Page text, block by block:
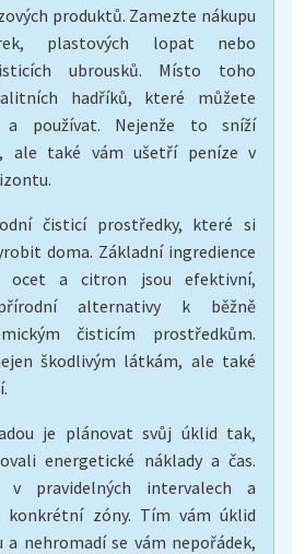
produktů. Zamezte nákupu
plastových lopat nebo
ubrousků. Místo toho
hadříků, které můžete
a používat. Nejenže to sníží
ale také vám ušetří peníze v
čisticí prostředky, které si
doma. Základní ingredience
ocet a citron jsou efektivní,
alternativy k běžně
čisticím prostředkům.
škodlivým látkám, ale také
je plánovat svůj úklid tak,
energetické náklady a čas.
pravidelných intervalech a
konkrétní zóny. Tím vám úklid
a nehromadí se vám nepořádek,